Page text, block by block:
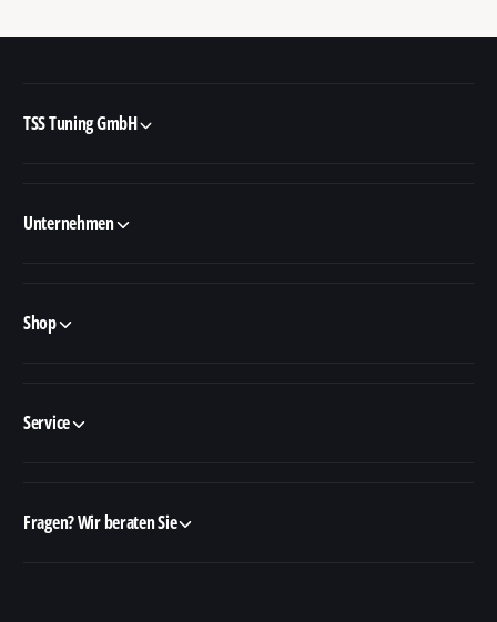
TSS Tuning GmbH
Unternehmen
Shop
Service
Fragen? Wir beraten Sie